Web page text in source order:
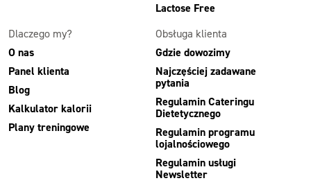
Lactose Free
Dlaczego my?
O nas
Panel klienta
Blog
Kalkulator kalorii
Plany treningowe
Obsługa klienta
Gdzie dowozimy
Najczęściej zadawane
pytania
Regulamin Cateringu
Dietetycznego
Regulamin programu
lojalnościowego
Regulamin usługi
Newsletter